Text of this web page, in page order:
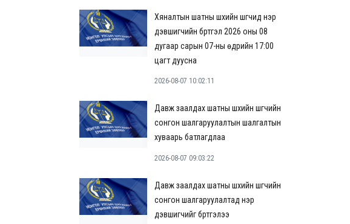
Хяналтын шатны шүүхийн шүүгчид нэр
дэвшигчийн бүртгэл 2026 оны 08
дугаар сарын 07-ны өдрийн 17:00
цагт дуусна
2026-08-07 10:02:11
Давж заалдах шатны шүүхийн шүүгчийн
сонгон шалгаруулалтын шалгалтын
хуваарь батлагдлаа
2026-08-07 09:03:22
Давж заалдах шатны шүүхийн шүүгчийн
сонгон шалгаруулалтад нэр
дэвшигчийг бүртгэлээ